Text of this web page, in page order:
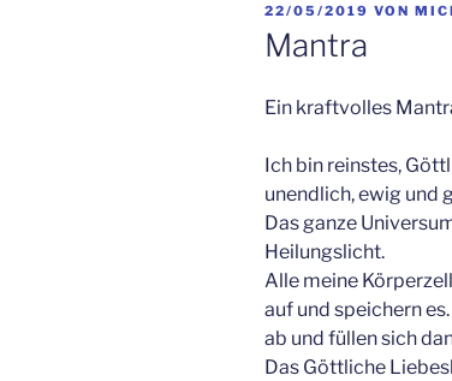
VERÖFFENTLICHT
AM
22/05/2019 VON
Mantra
Ein kraftvolles
Ich bin reinstes,
unendlich, ewig und
Das ganze
Heilungslicht.
Alle meine
auf und speichern
ab und füllen sich
Das Göttliche